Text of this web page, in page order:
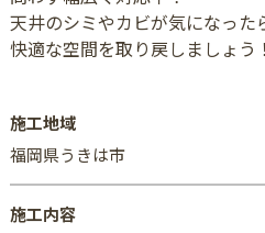
天井のシミやカビが気になっ
快適な空間を取り戻しましょう！
施工地域
福岡県うきは市
施工内容